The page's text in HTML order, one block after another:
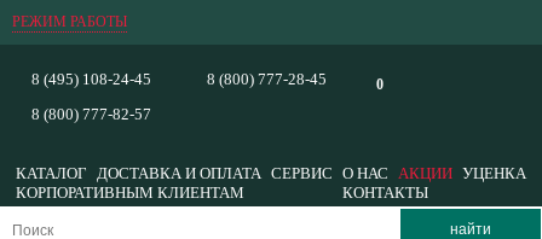
РЕЖИМ РАБОТЫ
0
8 (495) 108-24-45
8 (800) 777-82-57
8 (800) 777-28-45
КАТАЛОГ ДОСТАВКА И ОПЛАТА СЕРВИС О НАС АКЦИИ УЦЕНКА
КОРПОРАТИВНЫМ КЛИЕНТАМ
КОНТАКТЫ